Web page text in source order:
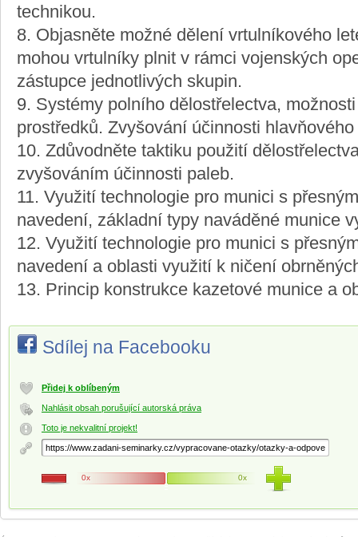
technikou.
8. Objasněte možné dělení vrtulníkového
mohou vrtulníky plnit v rámci vojenských
zástupce jednotlivých skupin.
9. Systémy polního dělostřelectva,
prostředků. Zvyšování účinnosti
10. Zdůvodněte taktiku použití
zvyšováním účinnosti paleb.
11. Využití technologie pro munici s
navedení, základní typy naváděné munice
12. Využití technologie pro munici s
navedení a oblasti využití k ničení
13. Princip konstrukce kazetové munice a
Sdílej na Facebooku
Přidej k oblíbeným
Nahlásit obsah porušující autorská práva
Toto je nekvalitní projekt!
0x 0x